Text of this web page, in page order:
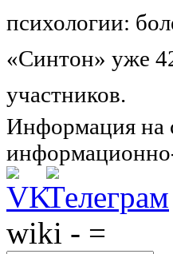
психологии:
«Синтон» уже
участников.
Информация на
wiki - =